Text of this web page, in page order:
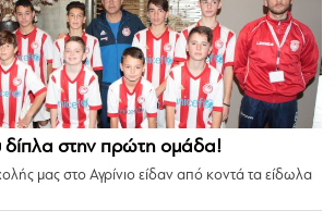
δίπλα στην πρώτη ομάδα!
μας στο Αγρίνιο είδαν από κοντά τα είδωλα